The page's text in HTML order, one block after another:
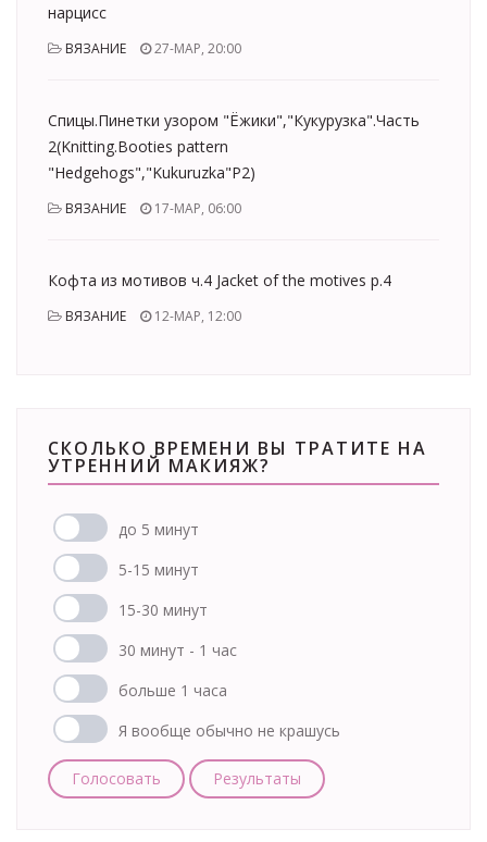
нарцисс
ВЯЗАНИЕ 27-МАР, 20:00
Спицы.Пинетки узором "Ёжики","Кукурузка".Часть
2(Knitting.Booties pattern
"Hedgehogs","Kukuruzka"Р2)
ВЯЗАНИЕ 17-МАР, 06:00
Кофта из мотивов ч.4 Jacket of the motives p.4
ВЯЗАНИЕ 12-МАР, 12:00
СКОЛЬКО ВРЕМЕНИ ВЫ ТРАТИТЕ НА
УТРЕННИЙ МАКИЯЖ?
до 5 минут
5-15 минут
15-30 минут
30 минут - 1 час
больше 1 часа
Я вообще обычно не крашусь
Голосовать Результаты